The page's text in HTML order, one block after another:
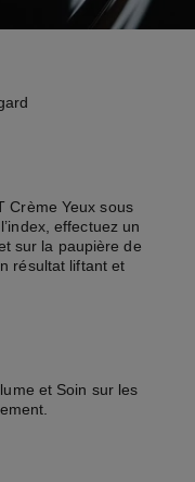
Crème Yeux sous
effectuez un
sur la paupière de
résultat liftant et
et Soin sur les